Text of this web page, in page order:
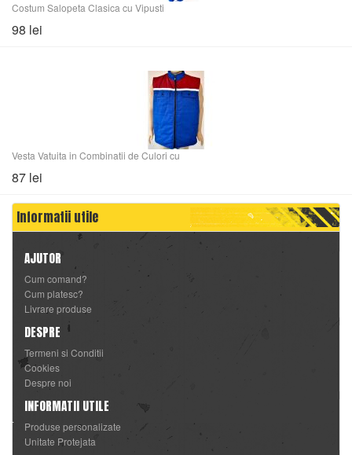
Costum Salopeta Clasica cu Vipusti
98 lei
Vesta Vatuita in Combinatii de Culori cu
87 lei
Informatii utile
AJUTOR
Cum comand?
Cum platesc?
Livrare produse
DESPRE
Termeni si Conditii
Cookies
Despre noi
INFORMATII UTILE
Produse personalizate
Unitate Protejata